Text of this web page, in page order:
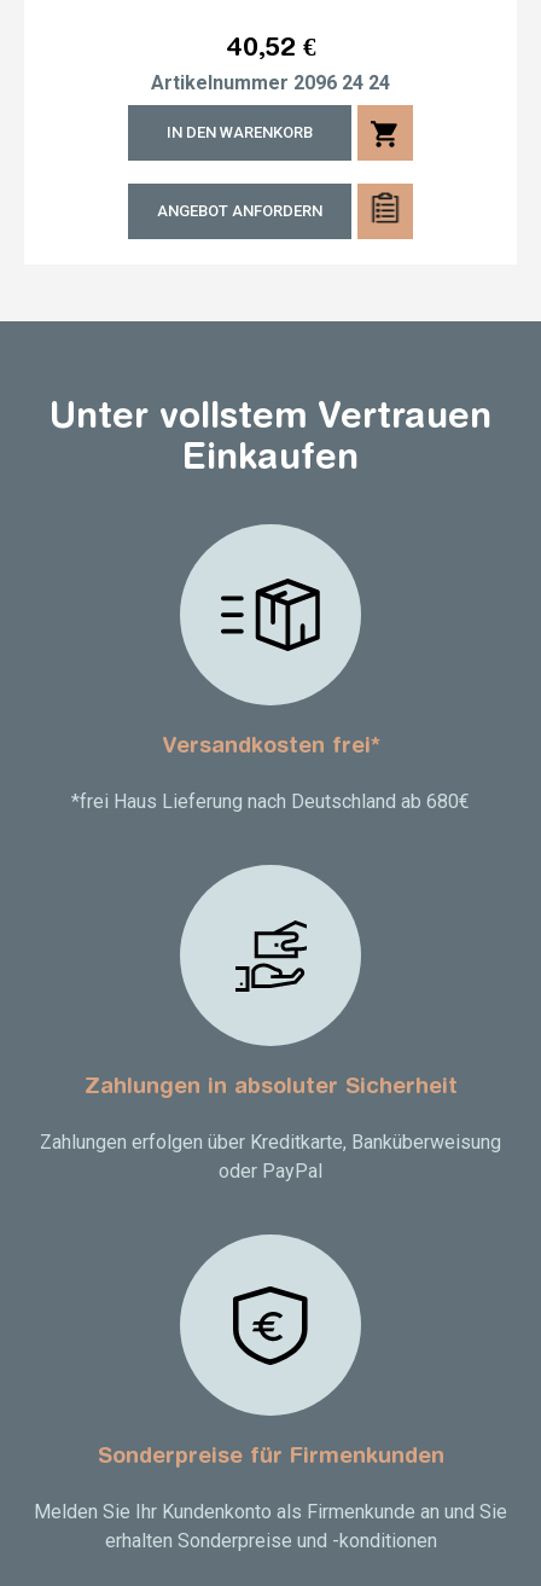
Preis
40,52 €
Artikelnummer 2096 24 24
IN DEN WARENKORB shopping_cart
ANGEBOT ANFORDERN
Unter vollstem Vertrauen
Einkaufen
Versandkosten frei*
*frei Haus Lieferung nach Deutschland ab 680€
Zahlungen in absoluter Sicherheit
Zahlungen erfolgen über Kreditkarte, Banküberweisung
oder PayPal
Sonderpreise für Firmenkunden
Melden Sie Ihr Kundenkonto als Firmenkunde an und Sie
erhalten Sonderpreise und -konditionen